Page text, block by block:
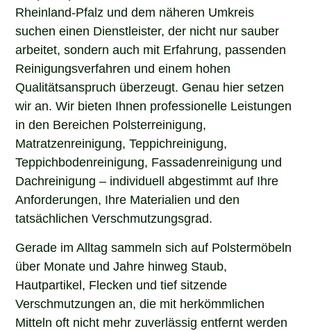
Rheinland-Pfalz und dem näheren Umkreis
suchen einen Dienstleister, der nicht nur sauber
arbeitet, sondern auch mit Erfahrung, passenden
Reinigungsverfahren und einem hohen
Qualitätsanspruch überzeugt. Genau hier setzen
wir an. Wir bieten Ihnen professionelle Leistungen
in den Bereichen Polsterreinigung,
Matratzenreinigung, Teppichreinigung,
Teppichbodenreinigung, Fassadenreinigung und
Dachreinigung – individuell abgestimmt auf Ihre
Anforderungen, Ihre Materialien und den
tatsächlichen Verschmutzungsgrad.
Gerade im Alltag sammeln sich auf Polstermöbeln
über Monate und Jahre hinweg Staub,
Hautpartikel, Flecken und tief sitzende
Verschmutzungen an, die mit herkömmlichen
Mitteln oft nicht mehr zuverlässig entfernt werden